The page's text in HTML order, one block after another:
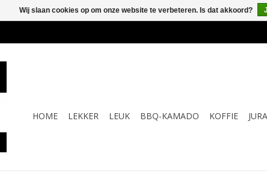
HOME LEKKER LEUK BBQ-KAMADO KOFFIE JURA
Wij slaan cookies op om onze website te verbeteren. Is dat akkoord?